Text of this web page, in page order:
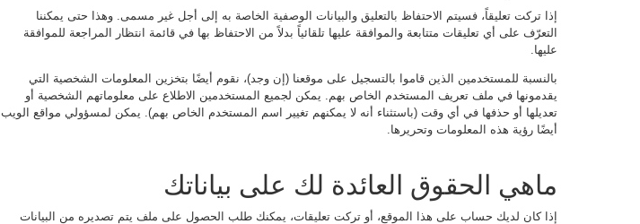
إذا تركت تعليقاً، فسيتم الاحتفاظ بالتعليق والبيانات الوصفية الخاصة به إلى أجل غير مسمى. وهذا حتى يمكننا
التعرّف على أي تعليقات متتابعة والموافقة عليها تلقائياً بدلاً من الاحتفاظ بها في قائمة انتظار المراجعة للموافقة
عليها.
بالنسبة للمستخدمين الذين قاموا بالتسجيل على موقعنا (إن وجد)، نقوم أيضًا بتخزين المعلومات الشخصية التي
يقدمونها في ملف تعريف المستخدم الخاص بهم. يمكن لجميع المستخدمين الاطلاع على معلوماتهم الشخصية أو
تعديلها أو حذفها في أي وقت (باستثناء أنه لا يمكنهم تغيير اسم المستخدم الخاص بهم). يمكن لمسؤولي مواقع الويب
أيضًا رؤية هذه المعلومات وتحريرها.
ماهي الحقوق العائدة لك على بياناتك
إذا كان لديك حساب على هذا الموقع، أو تركت تعليقات، يمكنك طلب الحصول على ملف يتم تصديره من البيانات